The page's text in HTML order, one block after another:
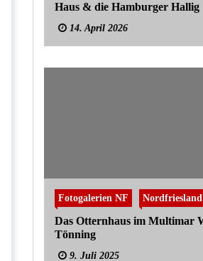
Haus & die Hamburger Hallig
14. April 2026
Fotogalerien NF Nordfriesland
Das Otternhaus im Multimar
Tönning
9. Juli 2025